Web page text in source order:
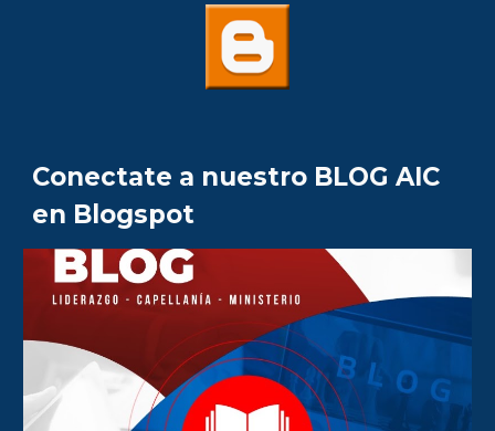
Conectate a nuestro BLOG AIC
en Blogspot